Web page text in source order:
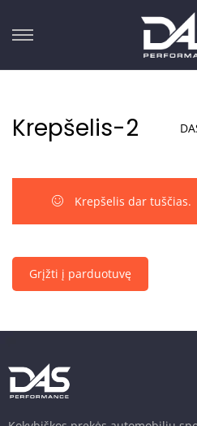
Krepšelis-2
Krepšelis dar tuščias.
Grįžti į parduotuvę